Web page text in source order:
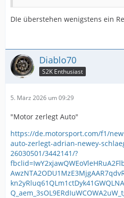
DIe überstehen wenigstens ein
Diablo70
S2K Enthusiast
5. März 2026 um 09:29
"Motor zerlegt Auto"
https://de.motorsport.com/f1/
auto-zerlegt-adrian-newey-
26030501/3442141/?